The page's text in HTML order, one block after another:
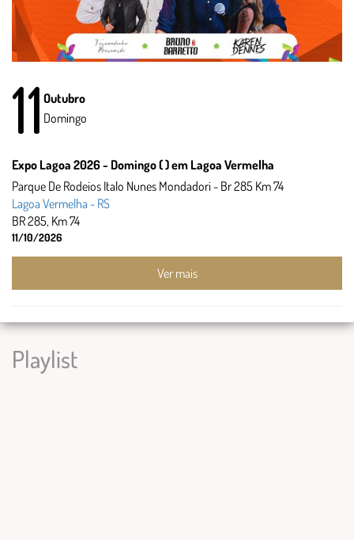
11 Outubro
Domingo
Expo Lagoa 2026 - Domingo ( ) em Lagoa Vermelha
Parque De Rodeios Italo Nunes Mondadori - Br 285 Km 74
Lagoa Vermelha - RS
BR 285, Km 74
11/10/2026
Ver mais
Playlist